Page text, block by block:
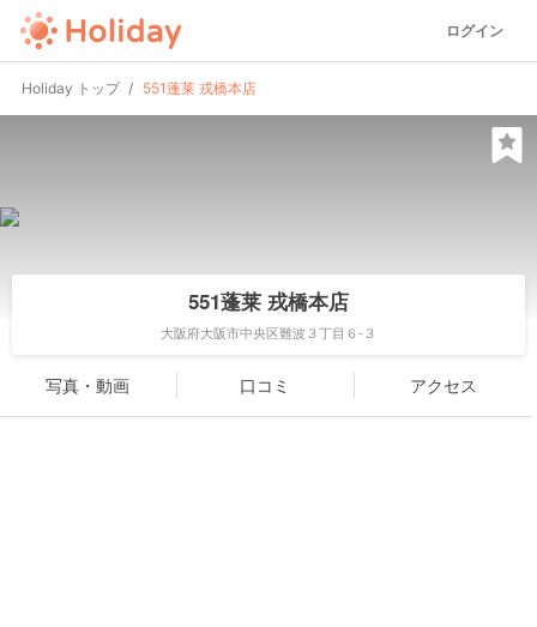
ログイン
Holiday トップ 551蓬莱 戎橋本店
551蓬莱 戎橋本店
大阪府大阪市中央区難波３丁目６-３
写真・動画 口コミ アクセス